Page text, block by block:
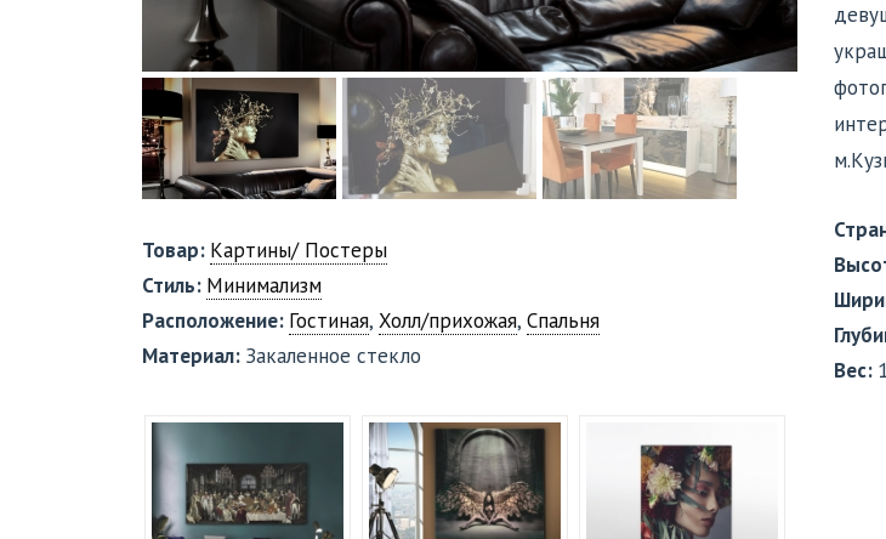
Товар: Картины/ Постеры
Стиль: Минимализм
Расположение: Гостиная, Холл/прихожая, Спальня
Материал: Закаленное стекло
Вес: